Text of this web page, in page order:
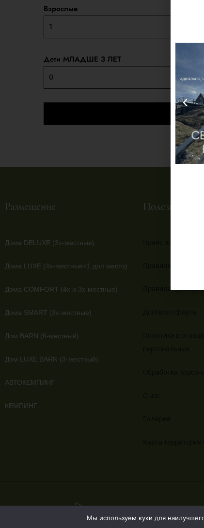
Взрослые
Дети МЛАДШЕ 3 ЛЕТ
Размещение
Дома DELUXE (3х-местные)
Дома LUXE (4х-местные+1 доп место)
Дома COMFORT (4х и 3х-местные)
Дома SMART (3х-местные)
Дом BARN (6-местный)
Дом LUXE BARN (3-местный)
АВТОКЕМПИНГ
КЕМПИНГ
Полезная
Правила
Мы используем куки для